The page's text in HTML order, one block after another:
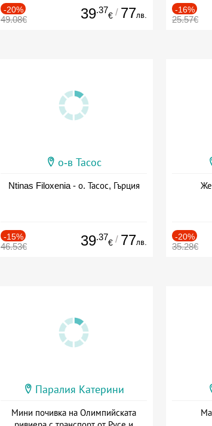
-20%
49.08€ 39.37
€ / 77лв.
-16%
25.57€
о-в Тасос
Ntinas Filoxenia - о. Тасос, Гърция
-15%
46.53€ 39.37
€ / 77лв.
-20%
35.28€
Паралия Катерини
Мини почивка на Олимпийската